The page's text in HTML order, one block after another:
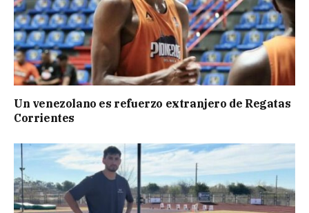
Un venezolano es refuerzo extranjero de Regatas
Corrientes